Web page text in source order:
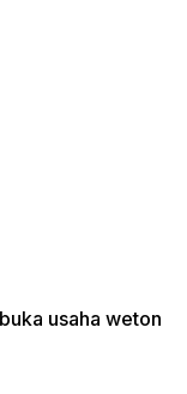
usaha weton